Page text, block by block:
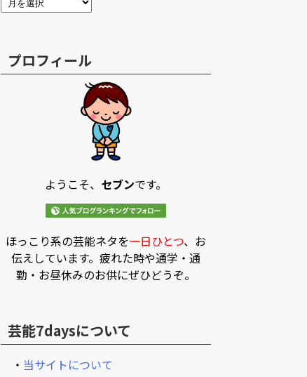
プロフィール
ようこそ、 セブンです。
ほっこり系の芸能ネタを一日ひとつ、お
伝えしています。疲れた時や通学・通
勤・お昼休みのお供にぜひどうぞ。
芸能7daysについて
・ 当サイトについて